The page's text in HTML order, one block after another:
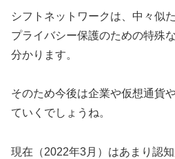
シフトネットワークは、中々似
プライバシー保護のための特殊
分かります。
そのため今後は企業や仮想通貨
ていくでしょうね。
現在（2022年3月）はあまり認